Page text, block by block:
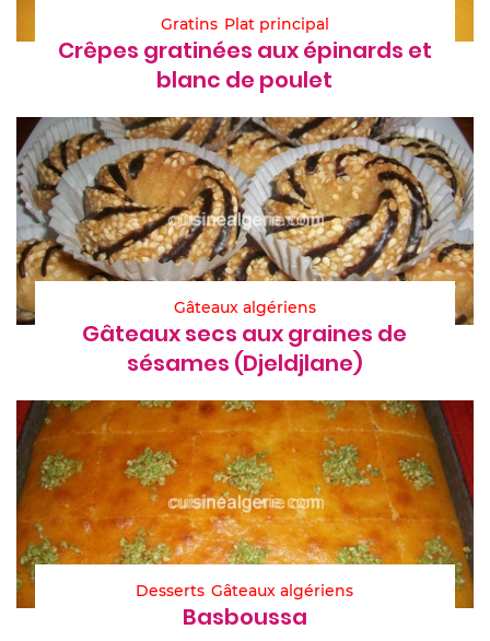
Gratins Plat principal
Crêpes gratinées aux épinards et
blanc de poulet
Gâteaux algériens
Gâteaux secs aux graines de
sésames (Djeldjlane)
Desserts Gâteaux algériens
Basboussa